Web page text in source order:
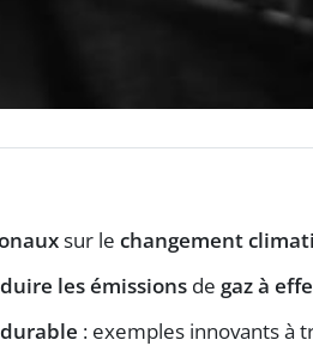
sur le changement
les émissions de gaz à
: exemples innovants à